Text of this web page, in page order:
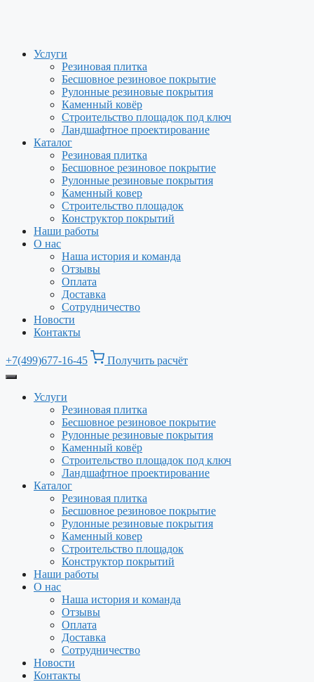
Услуги
Резиновая плитка
Бесшовное резиновое покрытие
Рулонные резиновые покрытия
Каменный ковёр
Строительство площадок под ключ
Ландшафтное проектирование
Каталог
Резиновая плитка
Бесшовное резиновое покрытие
Рулонные резиновые покрытия
Каменный ковер
Строительство площадок
Конструктор покрытий
Наши работы
О нас
Наша история и команда
Отзывы
Оплата
Доставка
Сотрудничество
Новости
Контакты
+7(499)677-16-45 Получить расчёт
Услуги
Резиновая плитка
Бесшовное резиновое покрытие
Рулонные резиновые покрытия
Каменный ковёр
Строительство площадок под ключ
Ландшафтное проектирование
Каталог
Резиновая плитка
Бесшовное резиновое покрытие
Рулонные резиновые покрытия
Каменный ковер
Строительство площадок
Конструктор покрытий
Наши работы
О нас
Наша история и команда
Отзывы
Оплата
Доставка
Сотрудничество
Новости
Контакты